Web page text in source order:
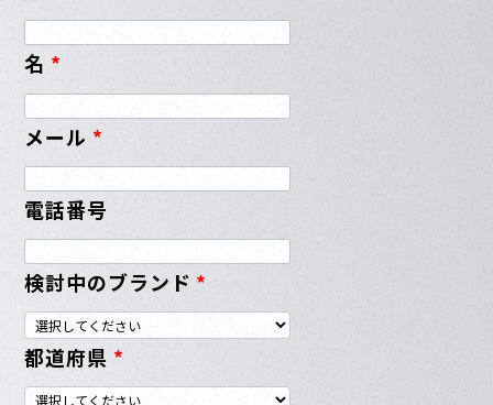
名 *
メール *
電話番号
検討中のブランド *
都道府県 *